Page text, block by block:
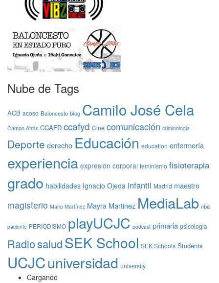
Nube de Tags
ACB acoso Baloncesto blog Camilo José Cela
Campo Atrás CCAFD ccafyd Cine comunicación criminologia
Deporte derecho Educación education enfermería
experiencia expresión corporal feminismo fisioterapia
grado habilidades Ignacio Ojeda infantil Madrid maestro
magisterio Mario Martínez Mayra Martinez MediaLab nba
paciente PERIODISMO playUCJC podcast primaria psicologia
RadiosaludSEK School SEK Schools Students
UCJCuniversidad university
Cargando